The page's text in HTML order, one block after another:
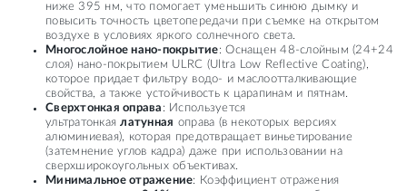
ниже 395 нм, что помогает уменьшить синюю дымку и
повысить точность цветопередачи при съемке на открытом
воздухе в условиях яркого солнечного света.
Многослойное нано-покрытие: Оснащен 48-слойным (24+24
слоя) нано-покрытием ULRC (Ultra Low Reflective Coating),
которое придает фильтру водо- и маслоотталкивающие
свойства, а также устойчивость к царапинам и пятнам.
Сверхтонкая оправа : Используется
ультратонкаялатунная оправа (в некоторых версиях
алюминиевая), которая предотвращает виньетирование
(затемнение углов кадра) даже при использовании на
сверхширокоугольных объективах.
Минимальное отражение: Коэффициент отражения